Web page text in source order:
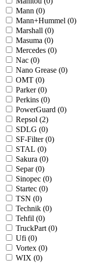
Mann (0)
Mann+Hummel (0)
Marshall (0)
Masuma (0)
Mercedes (0)
Nac (0)
Nano Grease (0)
OMT (0)
Parker (0)
Perkins (0)
PowerGuard (0)
Repsol (2)
SDLG (0)
SF-Filter (0)
STAL (0)
Sakura (0)
Separ (0)
Sinopec (0)
Startec (0)
TSN (0)
Technik (0)
Tehfil (0)
TruckPart (0)
Ufi (0)
Vortex (0)
WIX (0)